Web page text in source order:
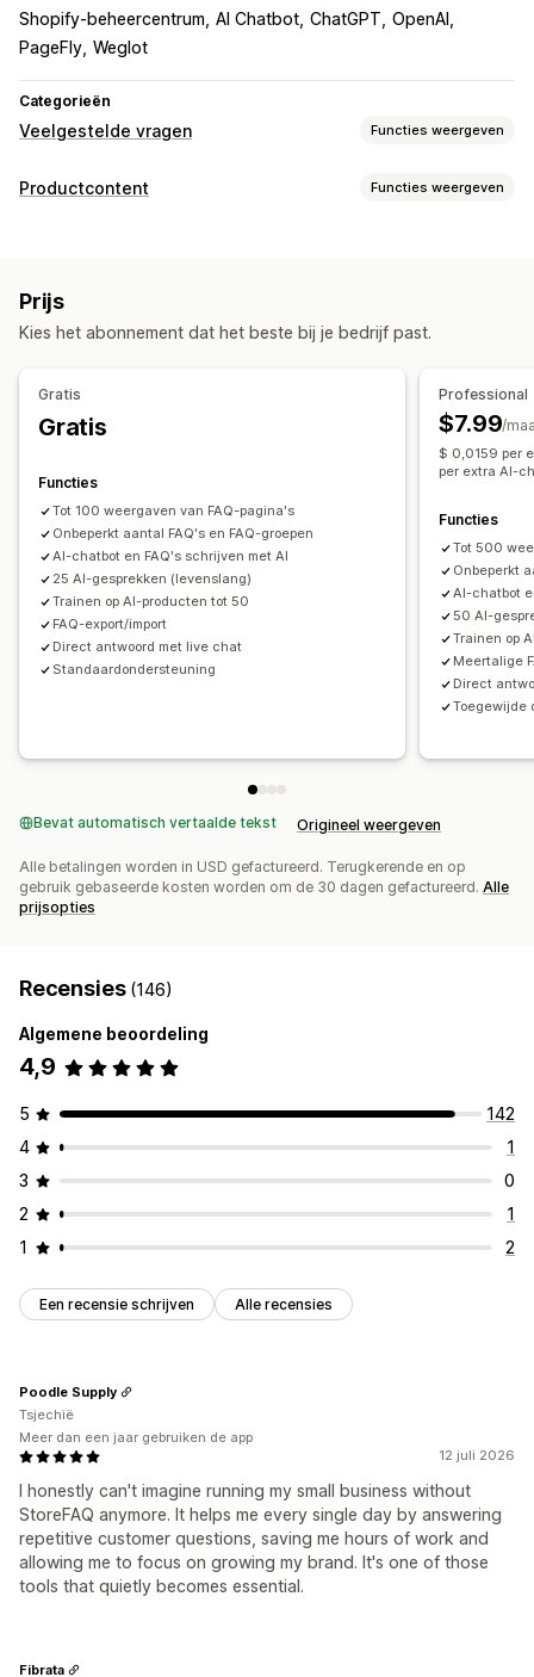
Shopify-beheercentrum AI Chatbot ChatGPT OpenAI
PageFly Weglot
Categorieën
Veelgestelde vragen Functies weergeven
Bewerkingstools
Weergaveopties
Collectiepagina
Directe antwoorden
Productcontent Functies weergeven
Veelgestelde vragen
SEO
Prijs
Kies het abonnement dat het beste bij je bedrijf past.
Gratis
Gratis
Functies
Tot 100 weergaven van FAQ-pagina's
Onbeperkt aantal FAQ's en FAQ-groepen
AI-chatbot en FAQ's schrijven met AI
25 AI-gesprekken (levenslang)
Trainen op AI-producten tot 50
FAQ-export/import
Direct antwoord met live chat
Standaardondersteuning
Professional
$7.99/
$ 0,0159 per
per extra AI-
Functies
Tot 500
Onbeperkt
AI-chatbot
50 AI-
Trainen op
Meertalige
Direct
Toegewijde
Bevat automatisch vertaalde tekst Origineel weergeven
Alle betalingen worden in USD gefactureerd. Terugkerende en op
gebruik gebaseerde kosten worden om de 30 dagen gefactureerd. Alle
prijsopties
Recensies (146)
Algemene beoordeling
4,9
5
142
4
1
3
0
2
1
1
2
Een recensie schrijven Alle recensies
12 juli 2026
I honestly can't imagine running my small business without
StoreFAQ anymore. It helps me every single day by answering
repetitive customer questions, saving me hours of work and
allowing me to focus on growing my brand. It's one of those
tools that quietly becomes essential.
Poodle Supply
Tsjechië
Meer dan een jaar gebruiken de app
Fibrata